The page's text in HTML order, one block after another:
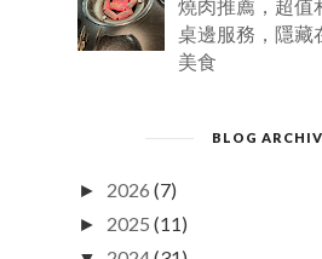
燒肉推薦，超值
桌邊服務，隱藏
美食
BLOG
► 2026 (7)
► 2025 (11)